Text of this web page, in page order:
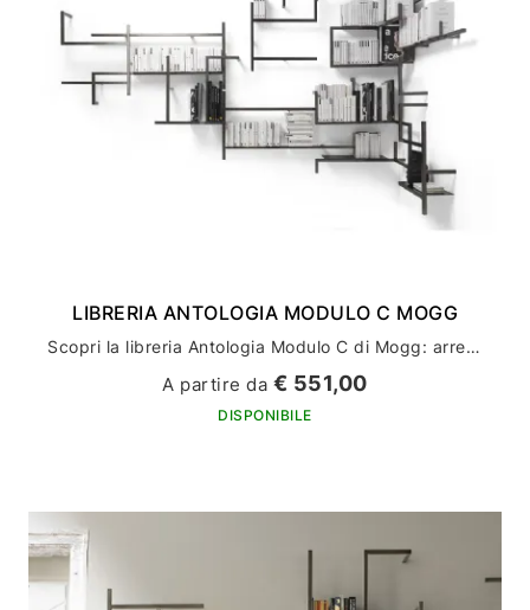
LIBRERIA ANTOLOGIA MODULO C MOGG
Scopri la libreria Antologia Modulo C di Mogg: arreda la tua casa con stile ed eleganza
A partire da € 551,00
DISPONIBILE